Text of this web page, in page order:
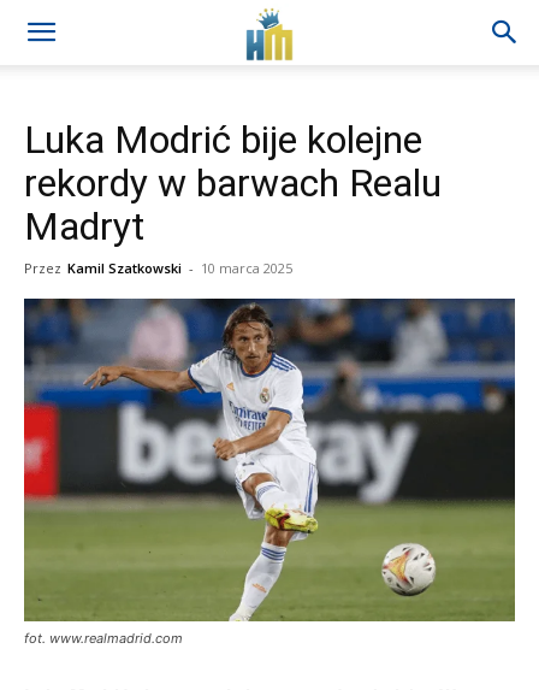
Luka Modrić bije kolejne
rekordy w barwach Realu
Madryt
Przez Kamil Szatkowski - 10 marca 2025
fot. www.realmadrid.com